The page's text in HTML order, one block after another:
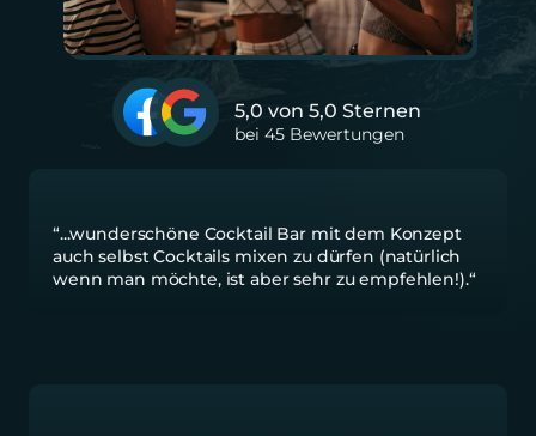
5,0 von 5,0 Sternen
bei 45 Bewertungen
“...wunderschöne Cocktail Bar mit dem Konzept
auch selbst Cocktails mixen zu dürfen (natürlich
wenn man möchte, ist aber sehr zu empfehlen!).“